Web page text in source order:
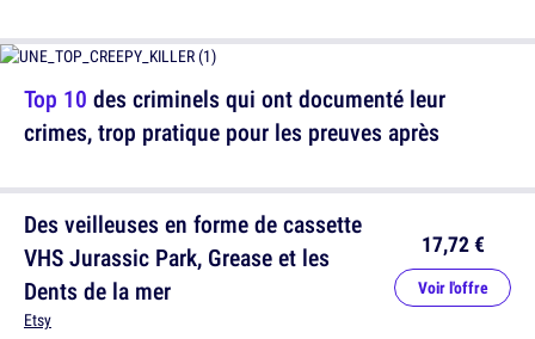
Top 10 des criminels qui ont documenté leur
crimes, trop pratique pour les preuves après
Des veilleuses en forme de cassette
VHS Jurassic Park, Grease et les
Dents de la mer
Etsy
17,72 €
Voir l'offre